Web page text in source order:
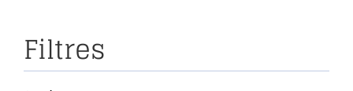
Filtres